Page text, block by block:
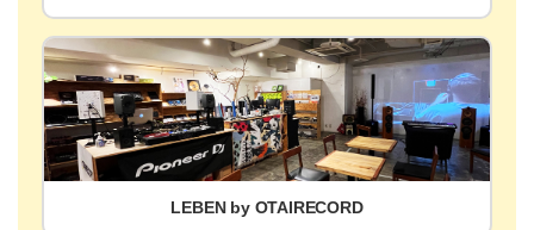
LEBEN by OTAIRECORD